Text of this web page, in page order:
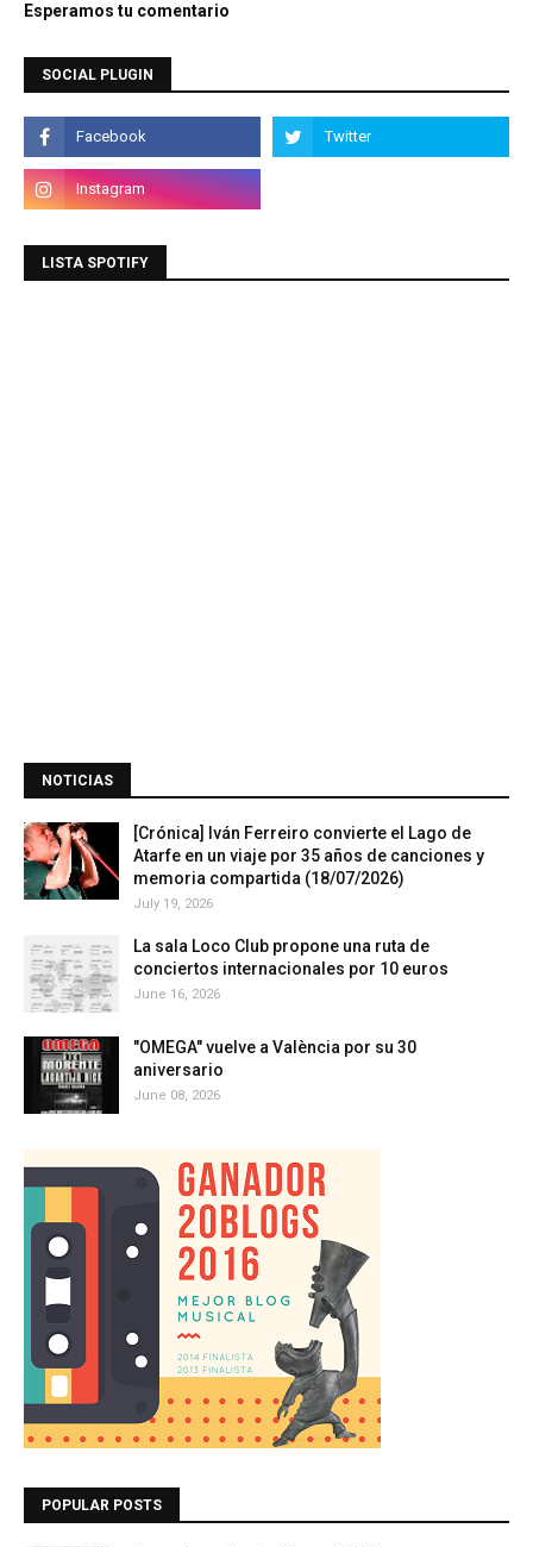
Esperamos tu comentario
SOCIAL PLUGIN
LISTA SPOTIFY
NOTICIAS
[Crónica] Iván Ferreiro convierte el Lago de
Atarfe en un viaje por 35 años de canciones y
memoria compartida (18/07/2026)
July 19, 2026
La sala Loco Club propone una ruta de
conciertos internacionales por 10 euros
June 16, 2026
"OMEGA" vuelve a València por su 30
aniversario
June 08, 2026
POPULAR POSTS